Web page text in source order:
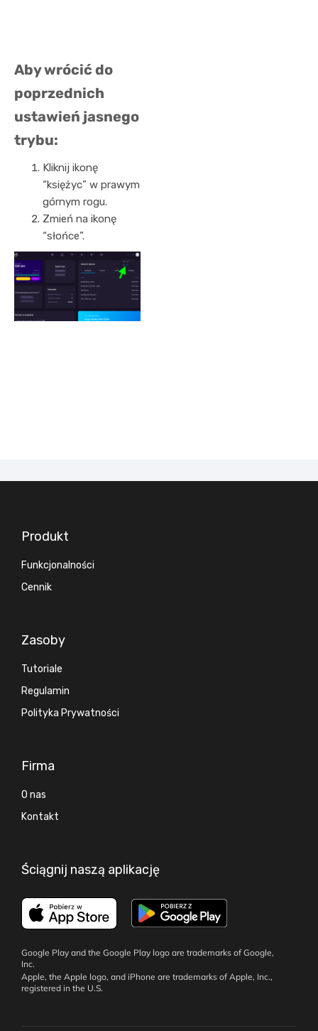
Aby wrócić do
poprzednich
ustawień jasnego
trybu:
Kliknij ikonę
“księżyc” w prawym
górnym rogu.
Zmień na ikonę
“słońce”.
Produkt
Funkcjonalności
Cennik
Zasoby
Tutoriale
Regulamin
Polityka Prywatności
Firma
O nas
Kontakt
Ściągnij naszą aplikację
Google Play and the Google Play logo are trademarks of Google,
Inc.
Apple, the Apple logo, and iPhone are trademarks of Apple, Inc.,
registered in the U.S.